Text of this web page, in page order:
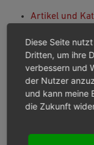
Artikel und
Preis pro
Staffelpreise
Zuordnung
Artikel filtern
Diese Seite
Dritten, um ihre
verbessern und
der Nutzer
und kann meine
die Zukunft